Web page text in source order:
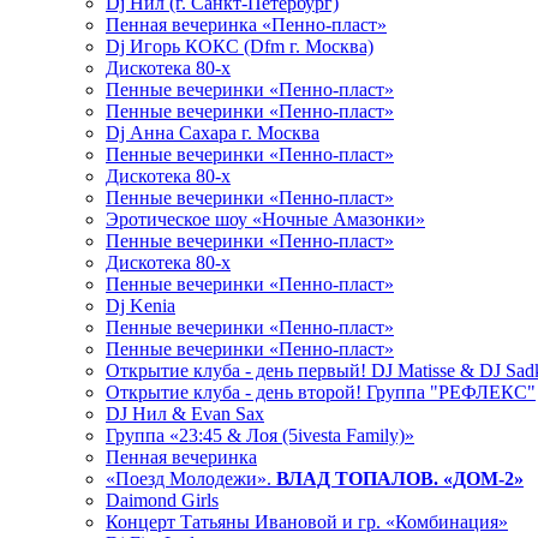
Пенная вечеринка «Пенно-пласт»
Dj Игорь КОКС (Dfm г. Москва)
Дискотека 80-х
Пенные вечеринки «Пенно-пласт»
Пенные вечеринки «Пенно-пласт»
Dj Анна Сахара г. Москва
Пенные вечеринки «Пенно-пласт»
Дискотека 80-х
Пенные вечеринки «Пенно-пласт»
Эротическое шоу «Ночные Амазонки»
Пенные вечеринки «Пенно-пласт»
Дискотека 80-х
Пенные вечеринки «Пенно-пласт»
Dj Kenia
Пенные вечеринки «Пенно-пласт»
Пенные вечеринки «Пенно-пласт»
Открытие клуба - день первый! DJ Matisse & DJ
Открытие клуба - день второй! Группа "РЕФЛЕКС"
DJ Нил & Evan Sax
Группа «23:45 & Лоя (5ivesta Family)»
Пенная вечеринка
«Поезд Молодежи». ВЛАД ТОПАЛОВ. «ДОМ-2»
Daimond Girls
Концерт Татьяны Ивановой и гр. «Комбинация»